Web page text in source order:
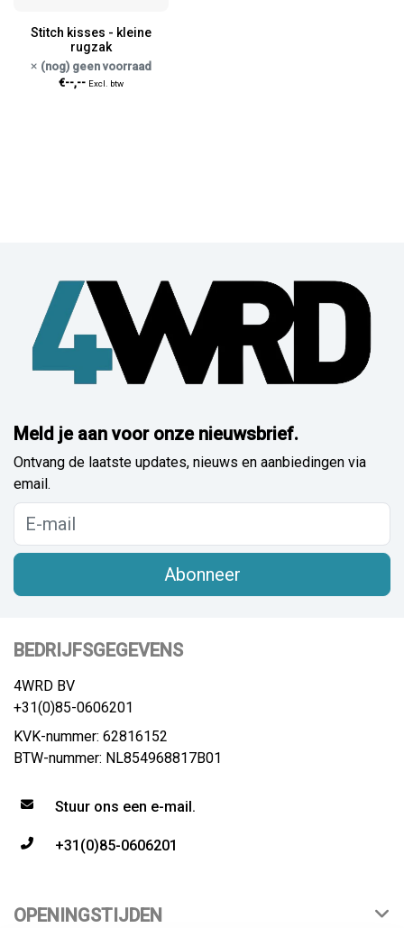
Stitch kisses - kleine
rugzak
(nog) geen voorraad
€--,-- Excl. btw
Meld je aan voor onze nieuwsbrief.
Ontvang de laatste updates, nieuws en aanbiedingen via
email.
Abonneer
BEDRIJFSGEGEVENS
4WRD BV
+31(0)85-0606201
KVK-nummer: 62816152
BTW-nummer: NL854968817B01
Stuur ons een e-mail.
+31(0)85-0606201
OPENINGSTIJDEN